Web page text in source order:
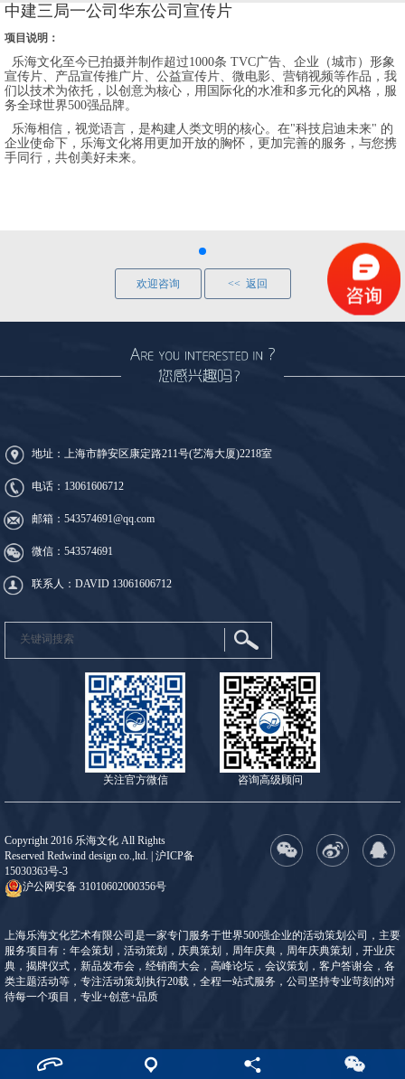
中建三局一公司华东公司宣传片
项目说明：
乐海文化至今已拍摄并制作超过1000条 TVC广告、企业（城市）形象
宣传片、产品宣传推广片、公益宣传片、微电影、营销视频等作品，我
们以技术为依托，以创意为核心，用国际化的水准和多元化的风格，服
务全球世界500强品牌。
乐海相信，视觉语言，是构建人类文明的核心。在"科技启迪未来" 的
企业使命下，乐海文化将用更加开放的胸怀，更加完善的服务，与您携
手同行，共创美好未来。
欢迎咨询 << 返回
地址：上海市静安区康定路211号(艺海大厦)2218室
电话： 13061606712
邮箱：543574691@qq.com
微信：543574691
联系人：DAVID 13061606712
关注官方微信 咨询高级顾问
Copyright 2016 乐海文化 All Rights
Reserved Redwind design co.,ltd. | 沪ICP备
15030363号-3
沪公网安备 31010602000356号
上海乐海文化艺术有限公司是一家专门服务于世界500强企业的活动策划公司，主要
服务项目有：年会策划，活动策划，庆典策划，周年庆典，周年庆典策划，开业庆
典，揭牌仪式，新品发布会，经销商大会，高峰论坛，会议策划，客户答谢会，各
类主题活动等，专注活动策划执行20载，全程一站式服务，公司坚持专业苛刻的对
待每一个项目，专业+创意+品质